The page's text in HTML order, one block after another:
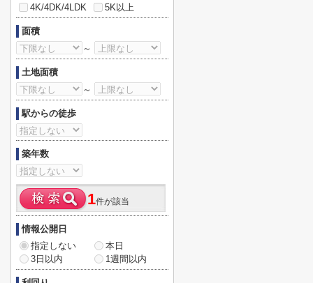
4K/4DK/4LDK
5K以上
面積
～
土地面積
～
駅からの徒歩
築年数
1件が該当
情報公開日
指定しない
本日
3日以内
1週間以内